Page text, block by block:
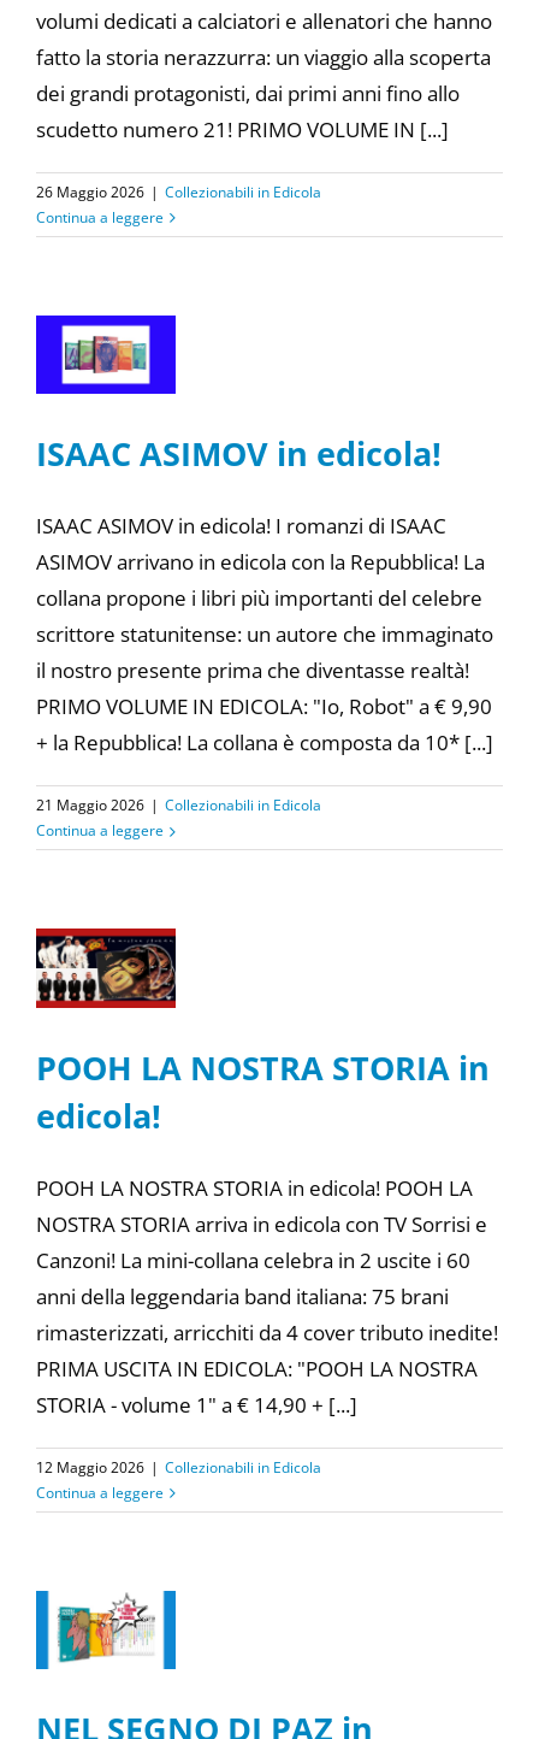
volumi dedicati a calciatori e allenatori che hanno
fatto la storia nerazzurra: un viaggio alla scoperta
dei grandi protagonisti, dai primi anni fino allo
scudetto numero 21! PRIMO VOLUME IN [...]
26 Maggio 2026 | Collezionabili in Edicola
Continua a leggere
ISAAC ASIMOV in edicola!
ISAAC ASIMOV in edicola! I romanzi di ISAAC
ASIMOV arrivano in edicola con la Repubblica! La
collana propone i libri più importanti del celebre
scrittore statunitense: un autore che immaginato
il nostro presente prima che diventasse realtà!
PRIMO VOLUME IN EDICOLA: "Io, Robot" a € 9,90
+ la Repubblica! La collana è composta da 10* [...]
21 Maggio 2026 | Collezionabili in Edicola
Continua a leggere
POOH LA NOSTRA STORIA in
edicola!
POOH LA NOSTRA STORIA in edicola! POOH LA
NOSTRA STORIA arriva in edicola con TV Sorrisi e
Canzoni! La mini-collana celebra in 2 uscite i 60
anni della leggendaria band italiana: 75 brani
rimasterizzati, arricchiti da 4 cover tributo inedite!
PRIMA USCITA IN EDICOLA: "POOH LA NOSTRA
STORIA - volume 1" a € 14,90 + [...]
12 Maggio 2026 | Collezionabili in Edicola
Continua a leggere
NEL SEGNO DI PAZ in